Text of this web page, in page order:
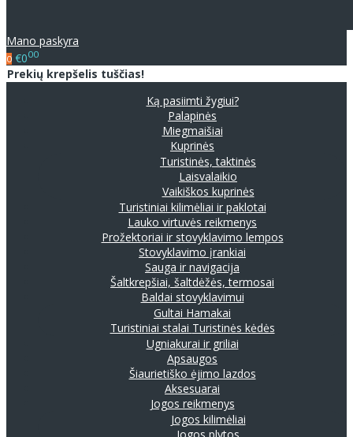
Mano paskyra
0 €000
Prekių krepšelis tuščias!
Ką pasiimti žygiui?
Palapinės
Miegmaišiai
Kuprinės
Turistinės, taktinės
Laisvalaikio
Vaikiškos kuprinės
Turistiniai kilimėliai ir paklotai
Lauko virtuvės reikmenys
Prožektoriai ir stovyklavimo lempos
Stovyklavimo įrankiai
Sauga ir navigacija
Šaltkrepšiai, šaltdėžės, termosai
Baldai stovyklavimui
Gultai Hamakai
Turistiniai stalai Turistinės kėdės
Ugniakurai ir griliai
Apsaugos
Šiaurietiško ėjimo lazdos
Aksesuarai
Jogos reikmenys
Jogos kilimėliai
Jogos plytos